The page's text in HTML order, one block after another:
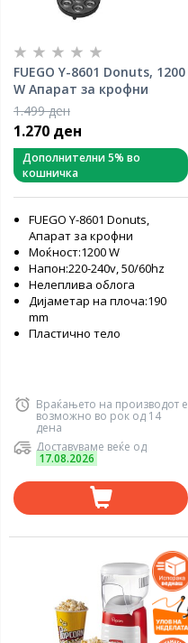
FUEGO Y-8601 Donuts, 1200
W Апарат за крофни
1.499 ден
1.270 ден
Дополнителни 5% во
кошничка
FUEGO Y-8601 Donuts,
Апарат за крофни
Моќност:1200 W
Напон:220-240v, 50/60hz
Нелеплива облога
Дијаметар на плоча:190
mm
Пластично тело
Враќањето на производот е
возможно во рок од 14
дена
Доставуваме веќе од
17.08.2026